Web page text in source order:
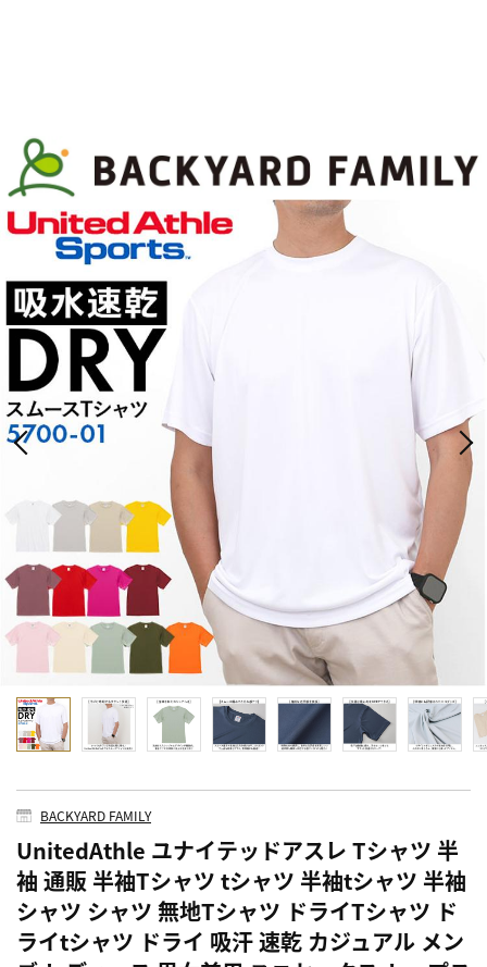
BACKYARD FAMILY
UnitedAthle ユナイテッドアスレ Tシャツ 半
袖 通販 半袖Tシャツ tシャツ 半袖tシャツ 半袖
シャツ シャツ 無地Tシャツ ドライTシャツ ド
ライtシャツ ドライ 吸汗 速乾 カジュアル メン